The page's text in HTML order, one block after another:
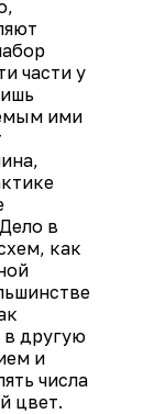
части у
ими
в
как
другую
и
числа
цвет.